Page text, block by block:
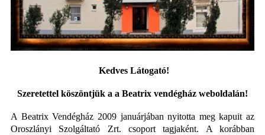
Kedves Látogató!
Szeretettel köszöntjük a a Beatrix vendégház weboldalán!
A Beatrix Vendégház 2009 januárjában nyitotta meg kapuit az
Oroszlányi Szolgáltató Zrt. csoport tagjaként. A korábban